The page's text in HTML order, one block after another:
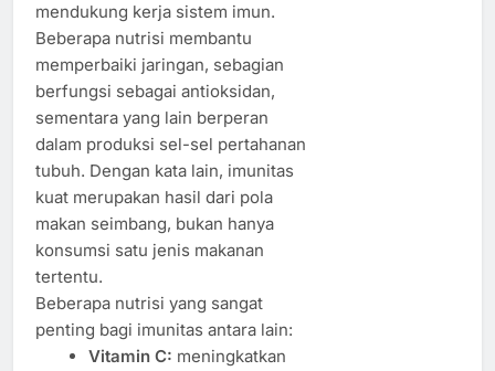
mendukung kerja sistem imun.
Beberapa nutrisi membantu
memperbaiki jaringan, sebagian
berfungsi sebagai antioksidan,
sementara yang lain berperan
dalam produksi sel-sel pertahanan
tubuh. Dengan kata lain, imunitas
kuat merupakan hasil dari pola
makan seimbang, bukan hanya
konsumsi satu jenis makanan
tertentu.
Beberapa nutrisi yang sangat
penting bagi imunitas antara lain:
Vitamin C: meningkatkan